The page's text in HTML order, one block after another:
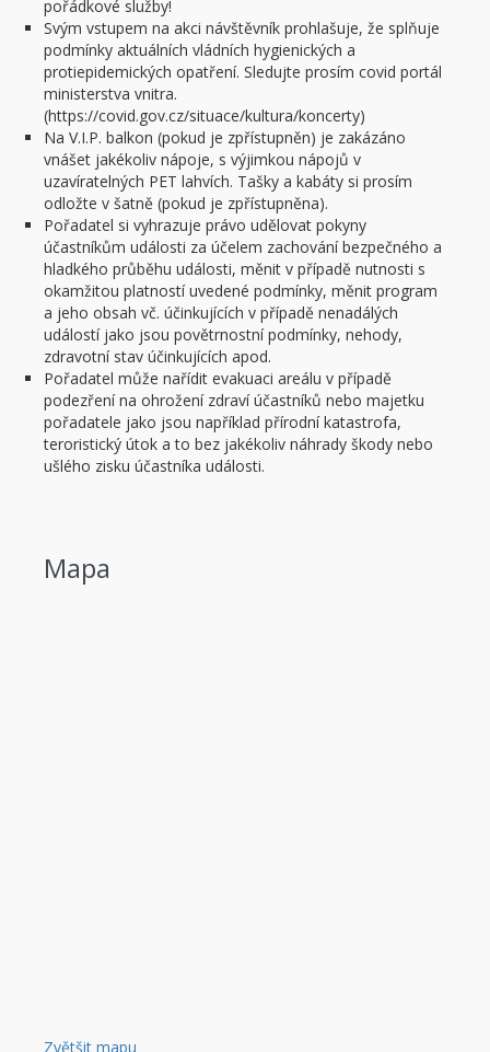
pořádkové služby!
Svým vstupem na akci návštěvník prohlašuje, že splňuje
podmínky aktuálních vládních hygienických a
protiepidemických opatření. Sledujte prosím covid portál
ministerstva vnitra.
(https://covid.gov.cz/situace/kultura/koncerty)
Na V.I.P. balkon (pokud je zpřístupněn) je zakázáno
vnášet jakékoliv nápoje, s výjimkou nápojů v
uzavíratelných PET lahvích. Tašky a kabáty si prosím
odložte v šatně (pokud je zpřístupněna).
Pořadatel si vyhrazuje právo udělovat pokyny
účastníkům události za účelem zachování bezpečného a
hladkého průběhu události, měnit v případě nutnosti s
okamžitou platností uvedené podmínky, měnit program
a jeho obsah vč. účinkujících v případě nenadálých
událostí jako jsou povětrnostní podmínky, nehody,
zdravotní stav účinkujících apod.
Pořadatel může nařídit evakuaci areálu v případě
podezření na ohrožení zdraví účastníků nebo majetku
pořadatele jako jsou například přírodní katastrofa,
teroristický útok a to bez jakékoliv náhrady škody nebo
ušlého zisku účastníka události.
Mapa
Zvětšit mapu